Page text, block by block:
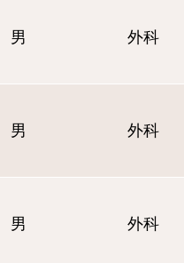
男 外科
男 外科
男 外科